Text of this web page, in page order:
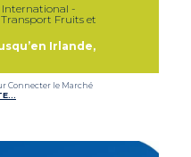
International -
Fruits et
Irlande,
Connecter le Marché